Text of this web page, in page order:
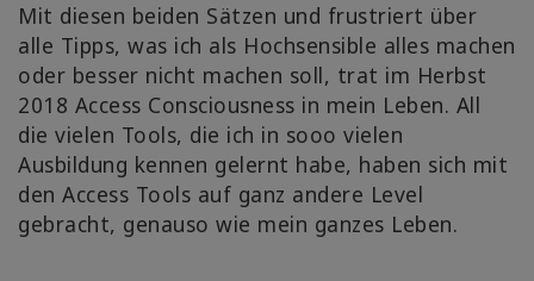
Mit diesen beiden Sätzen und frustriert über
alle Tipps, was ich als Hochsensible alles machen
oder besser nicht machen soll, trat im Herbst
2018 Access Consciousness in mein Leben. All
die vielen Tools, die ich in sooo vielen
Ausbildung kennen gelernt habe, haben sich mit
den Access Tools auf ganz andere Level
gebracht, genauso wie mein ganzes Leben.